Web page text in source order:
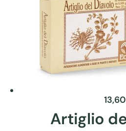
Artiglio
13,60